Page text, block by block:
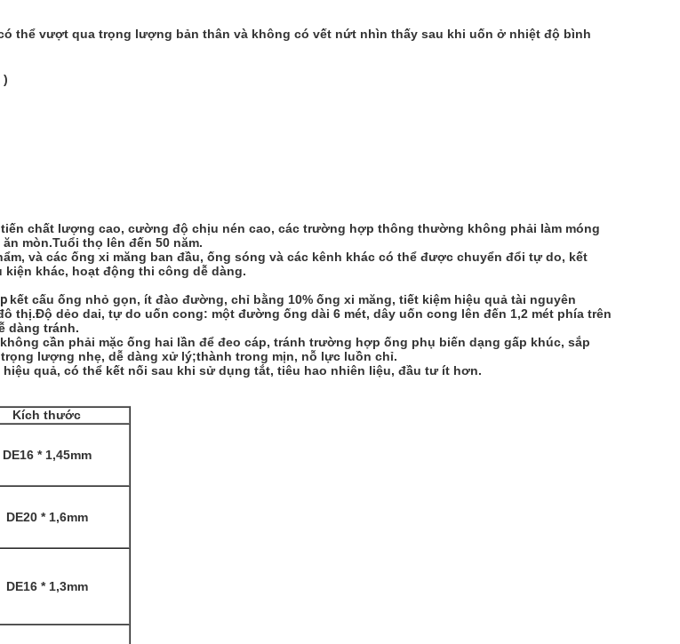
thể vượt qua trọng lượng bản thân và không có vết nứt nhìn thấy sau khi uốn ở nhiệt độ bình
)
chất lượng cao, cường độ chịu nén cao, các trường hợp thông thường không phải làm móng
mòn.Tuổi thọ lên đến 50 năm.
và các ống xi măng ban đầu, ống sóng và các kênh khác có thể được chuyển đổi tự do, kết
khác, hoạt động thi công dễ dàng.
kết cấu ống nhỏ gọn, ít đào đường, chỉ bằng 10% ống xi măng, tiết kiệm hiệu quả tài nguyên
dẻo dai, tự do uốn cong: một đường ống dài 6 mét, dây uốn cong lên đến 1,2 mét phía trên
dàng tránh.
cần phải mặc ống hai lần để đeo cáp, tránh trường hợp ống phụ biến dạng gấp khúc, sắp
trọng lượng nhẹ, dễ dàng xử lý;thành trong mịn, nỗ lực luồn chỉ.
quả, có thể kết nối sau khi sử dụng tắt, tiêu hao nhiên liệu, đầu tư ít hơn.
Kích thước
DE16 * 1,45mm
DE20 * 1,6mm
DE16 * 1,3mm